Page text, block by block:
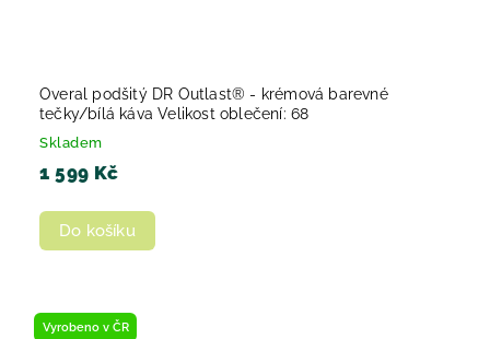
Overal podšitý DR Outlast® - krémová barevné
tečky/bílá káva Velikost oblečení: 68
Skladem
1 599 Kč
Do košíku
Vyrobeno v ČR